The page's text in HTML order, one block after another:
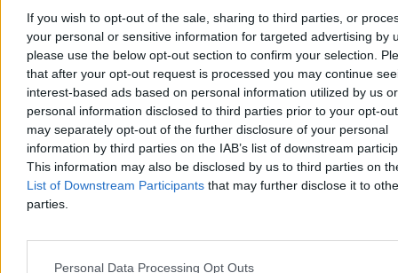
If you wish to opt-out of the sale, sharing to third parties, or
your personal or sensitive information for targeted advertising by
please use the below opt-out section to confirm your selection.
that after your opt-out request is processed you may continue
interest-based ads based on personal information utilized by us or
personal information disclosed to third parties prior to your opt-
may separately opt-out of the further disclosure of your personal
information by third parties on the IAB’s list of downstream
This information may also be disclosed by us to third parties on
List of Downstream Participants that may further disclose it to
parties.
Personal Data Processing Opt Outs
na tyłach z dezercją. Co z rezerwami Ukrainy na wojnie?
Michał Bruszewski
Wczoraj 12:23
8 min
Reklama
Reklama